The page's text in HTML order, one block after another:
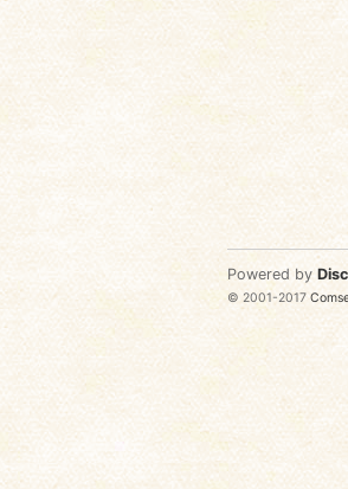
Powered by
© 2001-2017